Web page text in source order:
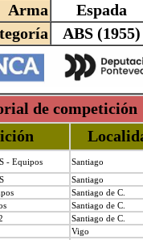
Arma
Espada
ABS (1955)
de competición
- Equipos Santiago
Santiago
Santiago de C.
Santiago de C.
Santiago de C.
Vigo